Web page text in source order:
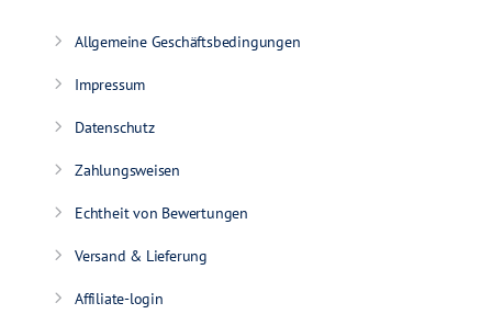
Allgemeine Geschäftsbedingungen
Impressum
Datenschutz
Zahlungsweisen
Echtheit von Bewertungen
Versand & Lieferung
Affiliate-login